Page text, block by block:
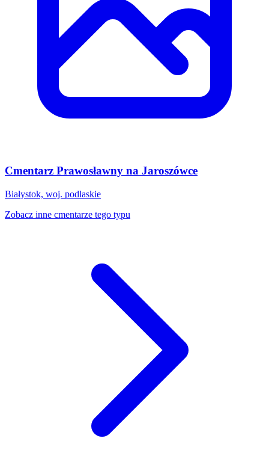
Cmentarz Prawosławny na Jaroszówce
Białystok, woj. podlaskie
Zobacz inne cmentarze tego typu